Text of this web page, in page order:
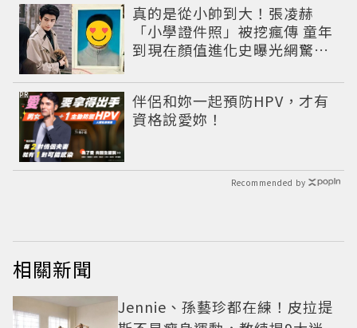
真的是從小帥到大！張凌赫
「小學證件照」被挖瘋傳 童年
到現在顏值進化史曝光網驚：
伴侶和妳一起預防HPV，才有
資格說愛妳！
PR
Recommended by
相關新聞
Jennie、孫藝珍都在練！皮拉提